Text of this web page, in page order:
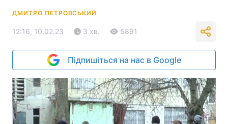
ДМИТРО ПЕТРОВСЬКИЙ
12:16, 10.02.23 3 хв. 5891
Підпишіться на нас в Google